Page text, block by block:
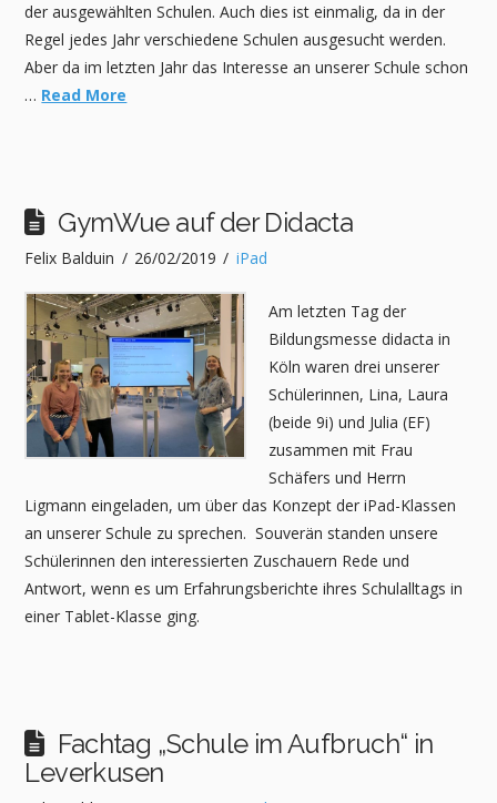
der ausgewählten Schulen. Auch dies ist einmalig, da in der
Regel jedes Jahr verschiedene Schulen ausgesucht werden.
Aber da im letzten Jahr das Interesse an unserer Schule schon
… Read More
GymWue auf der Didacta
Felix Balduin 26/02/2019 iPad
Am letzten Tag der
Bildungsmesse didacta in
Köln waren drei unserer
Schülerinnen, Lina, Laura
(beide 9i) und Julia (EF)
zusammen mit Frau
Schäfers und Herrn
Ligmann eingeladen, um über das Konzept der iPad-Klassen
an unserer Schule zu sprechen. Souverän standen unsere
Schülerinnen den interessierten Zuschauern Rede und
Antwort, wenn es um Erfahrungsberichte ihres Schulalltags in
einer Tablet-Klasse ging.
Fachtag „Schule im Aufbruch“ in
Leverkusen